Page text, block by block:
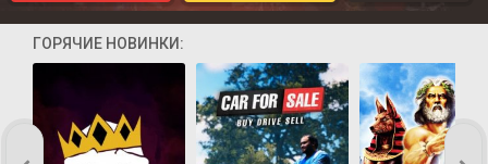
ГОРЯЧИЕ НОВИНКИ: